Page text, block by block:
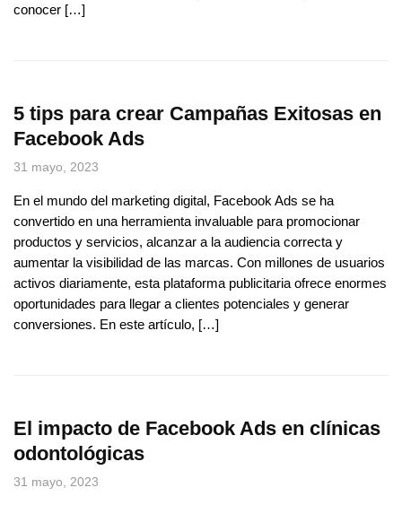
conocer […]
5 tips para crear Campañas Exitosas en
Facebook Ads
31 mayo, 2023
En el mundo del marketing digital, Facebook Ads se ha
convertido en una herramienta invaluable para promocionar
productos y servicios, alcanzar a la audiencia correcta y
aumentar la visibilidad de las marcas. Con millones de usuarios
activos diariamente, esta plataforma publicitaria ofrece enormes
oportunidades para llegar a clientes potenciales y generar
conversiones. En este artículo, […]
El impacto de Facebook Ads en clínicas
odontológicas
31 mayo, 2023